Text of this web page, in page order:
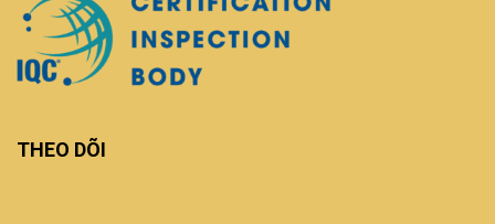
THEO DÕI